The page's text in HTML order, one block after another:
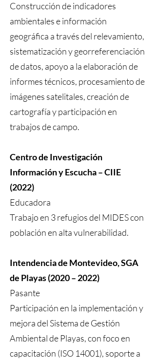
Construcción de indicadores
ambientales e información
geográfica a través del relevamiento,
sistematización y georreferenciación
de datos, apoyo a la elaboración de
informes técnicos, procesamiento de
imágenes satelitales, creación de
cartografía y participación en
trabajos de campo.
Centro de Investigación
Información y Escucha – CIIE
(2022)
Educadora
Trabajo en 3 refugios del MIDES con
población en alta vulnerabilidad.
Intendencia de Montevideo, SGA
de Playas (2020 – 2022)
Pasante
Participación en la implementación y
mejora del Sistema de Gestión
Ambiental de Playas, con foco en
capacitación (ISO 14001), soporte a